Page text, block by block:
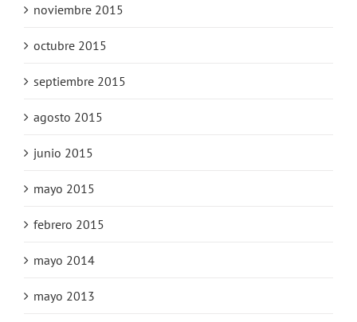
noviembre 2015
octubre 2015
septiembre 2015
agosto 2015
junio 2015
mayo 2015
febrero 2015
mayo 2014
mayo 2013